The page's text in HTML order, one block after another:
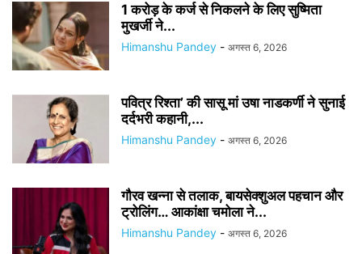
1 करोड़ के कर्ज से निकलने के लिए सुष्मिता
मुखर्जी ने...
Himanshu Pandey - अगस्त 6, 2026
पवित्र रिश्ता’ की सासू मां उषा नाडकर्णी ने सुनाई
दर्दभरी कहानी,...
Himanshu Pandey - अगस्त 6, 2026
गौरव खन्ना से तलाक, बायसेक्शुअल पहचान और
ट्रोलिंग… आकांक्षा चमोला ने...
Himanshu Pandey - अगस्त 6, 2026